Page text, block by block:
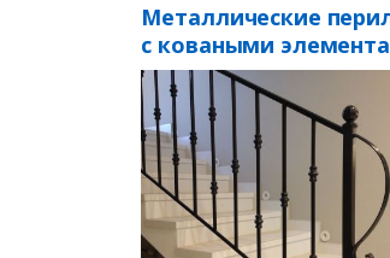
Металлические
с коваными
ПКЭ-10